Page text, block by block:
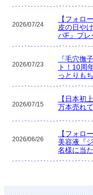
2026/07/24
【フォロ
皮の日や
パF』プレ
2026/07/23
『毛穴撫
ト！10周
っとりも
2026/07/15
【日本初
万本売れ
2026/06/26
【フォロ
美容液『
名様に当